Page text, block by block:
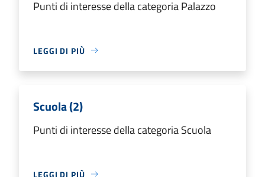
Punti di interesse della categoria Palazzo
LEGGI DI PIÙ
Scuola (2)
Punti di interesse della categoria Scuola
LEGGI DI PIÙ